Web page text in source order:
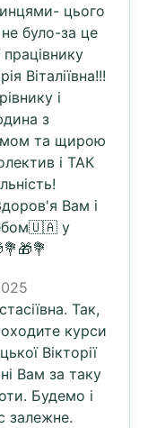
цього
не було-за це
Віталіївна!!!
і
з
та щирою
і ТАК
Вам і
у
Так,
курси
Вікторії
Вам за таку
Будемо і
залежне.